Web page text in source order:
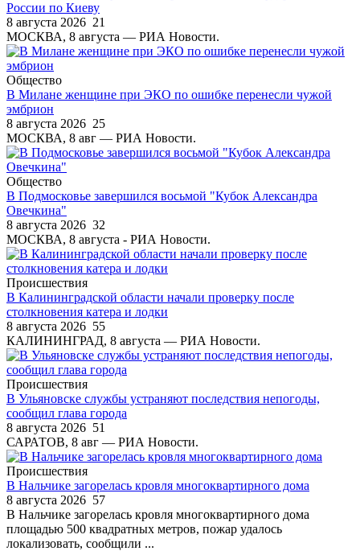
России по Киеву
8 августа 2026 21
МОСКВА, 8 августа — РИА Новости.
Общество
В Милане женщине при ЭКО по ошибке перенесли чужой
эмбрион
8 августа 2026 25
МОСКВА, 8 авг — РИА Новости.
Общество
В Подмосковье завершился восьмой "Кубок Александра
Овечкина"
8 августа 2026 32
МОСКВА, 8 августа - РИА Новости.
Происшествия
В Калининградской области начали проверку после
столкновения катера и лодки
8 августа 2026 55
КАЛИНИНГРАД, 8 августа — РИА Новости.
Происшествия
В Ульяновске службы устраняют последствия непогоды,
сообщил глава города
8 августа 2026 51
САРАТОВ, 8 авг — РИА Новости.
Происшествия
В Нальчике загорелась кровля многоквартирного дома
8 августа 2026 57
В Нальчике загорелась кровля многоквартирного дома
площадью 500 квадратных метров, пожар удалось
локализовать, сообщили ...